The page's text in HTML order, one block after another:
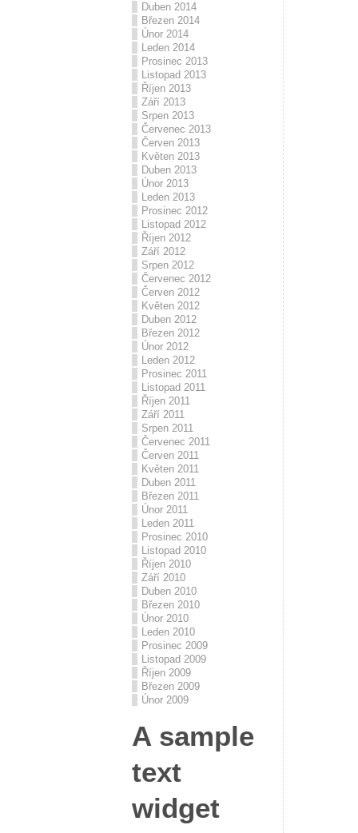
Duben 2014
Březen 2014
Únor 2014
Leden 2014
Prosinec 2013
Listopad 2013
Říjen 2013
Září 2013
Srpen 2013
Červenec 2013
Červen 2013
Květen 2013
Duben 2013
Únor 2013
Leden 2013
Prosinec 2012
Listopad 2012
Říjen 2012
Září 2012
Srpen 2012
Červenec 2012
Červen 2012
Květen 2012
Duben 2012
Březen 2012
Únor 2012
Leden 2012
Prosinec 2011
Listopad 2011
Říjen 2011
Září 2011
Srpen 2011
Červenec 2011
Červen 2011
Květen 2011
Duben 2011
Březen 2011
Únor 2011
Leden 2011
Prosinec 2010
Listopad 2010
Říjen 2010
Září 2010
Duben 2010
Březen 2010
Únor 2010
Leden 2010
Prosinec 2009
Listopad 2009
Říjen 2009
Březen 2009
Únor 2009
A sample
text
widget